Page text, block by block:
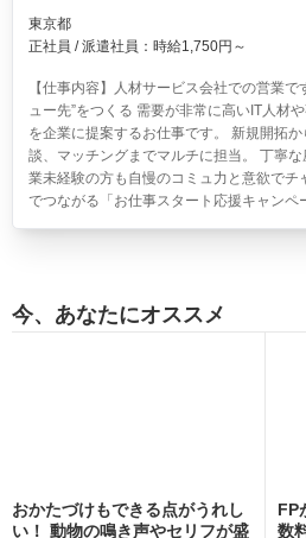
東京都
正社員 / 派遣社員：時給1,750円～
【仕事内容】人材サービス会社での営業
ュー先”をつくる 需要が非常に高いIT人材
を企業に提案するお仕事です。 新規開拓
談、マッチングまでマルチに担当。 丁寧
業未経験の方も自慢のコミュ力と意欲でチ
でつながる「お仕事スタート応援キャンペ
今、あなたにオススメ
おかたづけもできる点がうれし
い！ 動物の鳴き声やセリフが盛
FP
数